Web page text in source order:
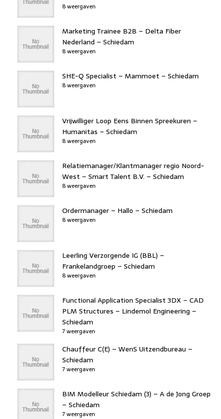
8 weergaven
Marketing Trainee B2B – Delta Fiber
Nederland – Schiedam
8 weergaven
SHE-Q Specialist – Mammoet – Schiedam
8 weergaven
Vrijwilliger Loop Eens Binnen Spreekuren –
Humanitas – Schiedam
8 weergaven
Relatiemanager/Klantmanager regio Noord-
West – Smart Talent B.V. – Schiedam
8 weergaven
Ordermanager – Hallo – Schiedam
8 weergaven
Leerling Verzorgende IG (BBL) –
Frankelandgroep – Schiedam
8 weergaven
Functional Application Specialist 3DX – CAD
PLM Structures – Lindemol Engineering –
Schiedam
7 weergaven
Chauffeur C(E) – WenS Uitzendbureau –
Schiedam
7 weergaven
BIM Modelleur Schiedam (3) – A de Jong Groep
– Schiedam
7 weergaven